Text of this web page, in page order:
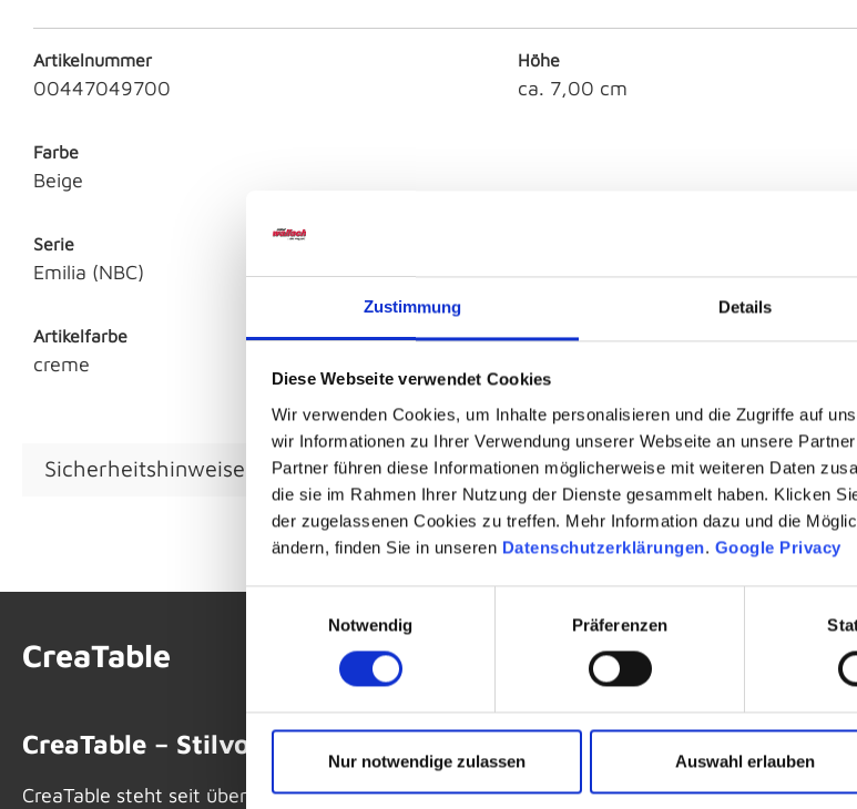
Zustimmung Details
Diese Webseite verwendet Cookies
Wir verwenden Cookies, um Inhalte personalisieren und die Zugriffe auf
wir Informationen zu Ihrer Verwendung unserer Webseite an unsere
Partner führen diese Informationen möglicherweise mit weiteren Daten
die sie im Rahmen Ihrer Nutzung der Dienste gesammelt haben. Klicken
der zugelassenen Cookies zu treffen. Mehr Information dazu und die
ändern, finden Sie in unseren Datenschutzerklärungen. Google Privacy
Notwendig
Präferenzen
Nur notwendige zulassen Auswahl erlauben
Artikelnummer
00447049700
Höhe
ca. 7,00 cm
Farbe
Beige
Serie
Emilia (NBC) 14,50
Artikelfarbe
creme
Material
Sicherheitshinweise GPSR
CreaTable
CreaTable – Stilvolles Geschirr für jeden Anlass
CreaTable steht seit über 40 Jahren für hochwertiges Geschirr, das Design,